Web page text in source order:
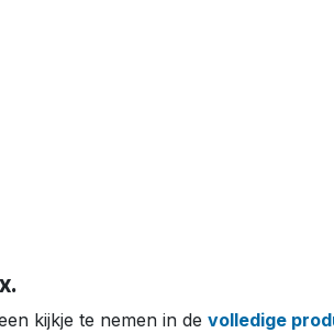
kijkje te nemen in de volledige